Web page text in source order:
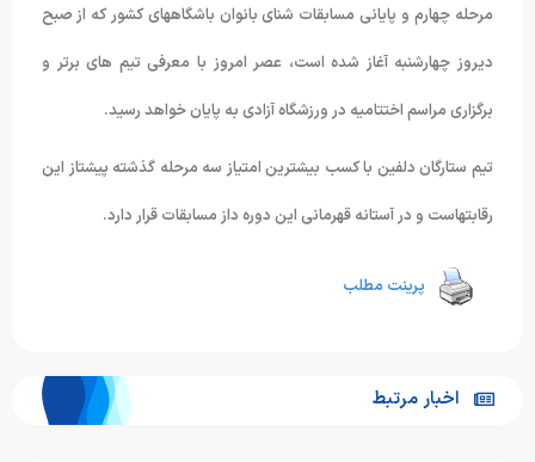
مرحله چهارم و پایانی مسابقات شنای بانوان باشگاههای کشور که از صبح
دیروز چهارشنبه آغاز شده است، عصر امروز با معرفی تیم های برتر و
برگزاری مراسم اختتامیه در ورزشگاه آزادی به پایان خواهد رسید.
تیم ستارگان دلفین با کسب بیشترین امتیاز سه مرحله گذشته پیشتاز این
رقابتهاست و در آستانه قهرمانی این دوره داز مسابقات قرار دارد.
پرینت مطلب
اخبار مرتبط